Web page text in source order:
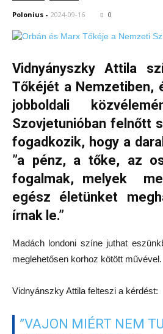
Polonius - 2024-09-16 0
Vidnyányszky Attila
Tőkéjét a Nemzetiben,
jobboldali
Szovjetunióban felnőtt
fogadkozik, hogy a
”a pénz, a tőke, az
fogalmak, melyek
egész életünket
írnak le.”
Madách londoni színe juthat
meglehetősen korhoz kötött művével.
Vidnyánszky Attila felteszi a kérdést:
”VAJON MIÉRT NEM